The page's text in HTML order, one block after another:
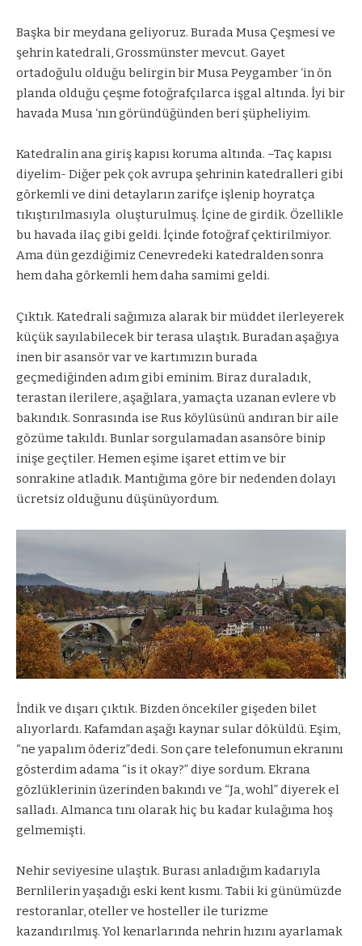
Başka bir meydana geliyoruz. Burada Musa Çeşmesi ve
şehrin katedrali, Grossmünster mevcut. Gayet
ortadoğulu olduğu belirgin bir Musa Peygamber ‘in ön
planda olduğu çeşme fotoğrafçılarca işgal altında. İyi bir
havada Musa ‘nın göründüğünden beri şüpheliyim.
Katedralin ana giriş kapısı koruma altında. –Taç kapısı
diyelim- Diğer pek çok avrupa şehrinin katedralleri gibi
görkemli ve dini detayların zarifçe işlenip hoyratça
tıkıştırılmasıyla oluşturulmuş. İçine de girdik. Özellikle
bu havada ilaç gibi geldi. İçinde fotoğraf çektirilmiyor.
Ama dün gezdiğimiz Cenevredeki katedralden sonra
hem daha görkemli hem daha samimi geldi.
Çıktık. Katedrali sağımıza alarak bir müddet ilerleyerek
küçük sayılabilecek bir terasa ulaştık. Buradan aşağıya
inen bir asansör var ve kartımızın burada
geçmediğinden adım gibi eminim. Biraz duraladık,
terastan ilerilere, aşağılara, yamaçta uzanan evlere vb
bakındık. Sonrasında ise Rus köylüsünü andıran bir aile
gözüme takıldı. Bunlar sorgulamadan asansöre binip
inişe geçtiler. Hemen eşime işaret ettim ve bir
sonrakine atladık. Mantığıma göre bir nedenden dolayı
ücretsiz olduğunu düşünüyordum.
İndik ve dışarı çıktık. Bizden öncekiler gişeden bilet
alıyorlardı. Kafamdan aşağı kaynar sular döküldü. Eşim,
“ne yapalım öderiz”dedi. Son çare telefonumun ekranını
gösterdim adama “is it okay?” diye sordum. Ekrana
gözlüklerinin üzerinden bakındı ve “Ja, wohl” diyerek el
salladı. Almanca tını olarak hiç bu kadar kulağıma hoş
gelmemişti.
Nehir seviyesine ulaştık. Burası anladığım kadarıyla
Bernlilerin yaşadığı eski kent kısmı. Tabii ki günümüzde
restoranlar, oteller ve hosteller ile turizme
kazandırılmış. Yol kenarlarında nehrin hızını ayarlamak